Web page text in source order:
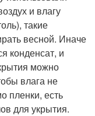
и влагу
такие
весной. Иначе
конденсат, и
можно
влага не
пленки, есть
для укрытия.